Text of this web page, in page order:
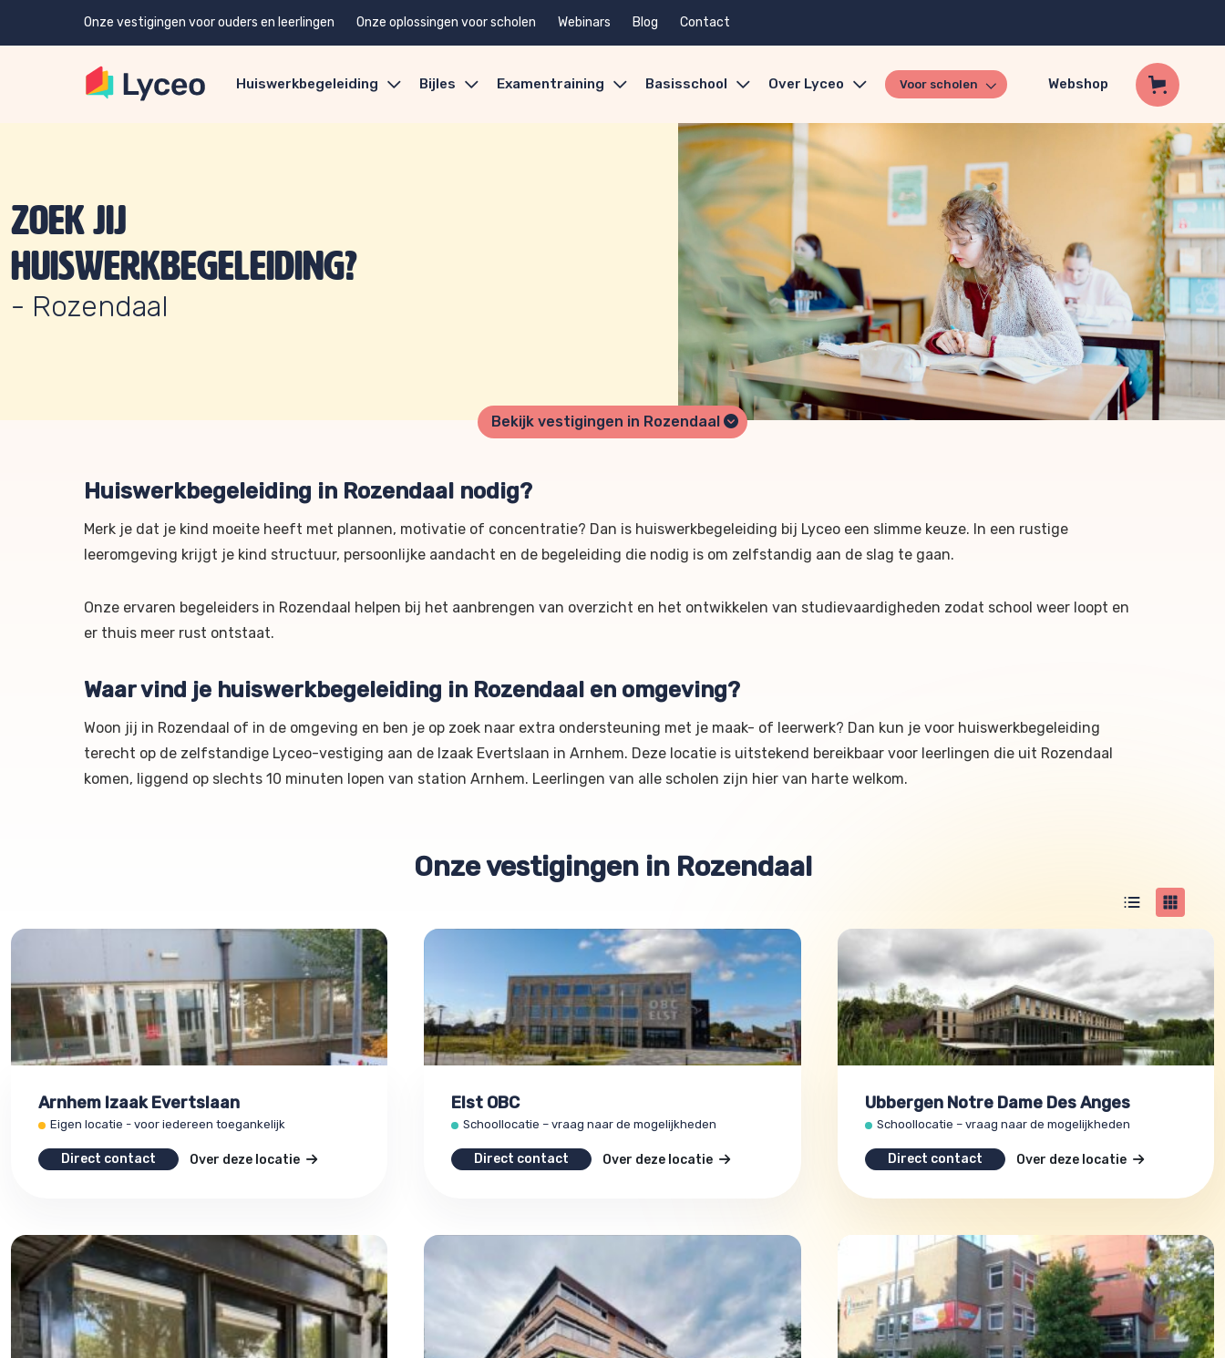
Onze vestigingen voor ouders en leerlingen Onze oplossingen voor scholen Webinars Blog Contact
Huiswerkbegeleiding Bijles Examentraining Basisschool Over Lyceo Voor scholen Webshop
Zoek jij
huiswerkbegeleiding?
- Rozendaal
Bekijk vestigingen in Rozendaal
Huiswerkbegeleiding in Rozendaal nodig?
Merk je dat je kind moeite heeft met plannen, motivatie of concentratie? Dan is huiswerkbegeleiding bij Lyceo een slimme keuze. In een rustige
leeromgeving krijgt je kind structuur, persoonlijke aandacht en de begeleiding die nodig is om zelfstandig aan de slag te gaan.
Onze ervaren begeleiders in Rozendaal helpen bij het aanbrengen van overzicht en het ontwikkelen van studievaardigheden zodat school weer loopt en
er thuis meer rust ontstaat.
Waar vind je huiswerkbegeleiding in Rozendaal en omgeving?
Woon jij in Rozendaal of in de omgeving en ben je op zoek naar extra ondersteuning met je maak- of leerwerk? Dan kun je voor huiswerkbegeleiding
terecht op de zelfstandige Lyceo-vestiging aan de Izaak Evertslaan in Arnhem. Deze locatie is uitstekend bereikbaar voor leerlingen die uit Rozendaal
komen, liggend op slechts 10 minuten lopen van station Arnhem. Leerlingen van alle scholen zijn hier van harte welkom.
Onze vestigingen in Rozendaal
Arnhem Izaak Evertslaan
Eigen locatie - voor iedereen toegankelijk
Direct contact Over deze locatie
Elst OBC
Schoollocatie – vraag naar de mogelijkheden
Direct contact Over deze locatie
Ubbergen Notre Dame Des Anges
Schoollocatie – vraag naar de mogelijkheden
Direct contact Over deze locatie